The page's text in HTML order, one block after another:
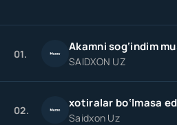
01. Akamni sog‘indim
SAIDXON UZ
02.
Saidxon Uz